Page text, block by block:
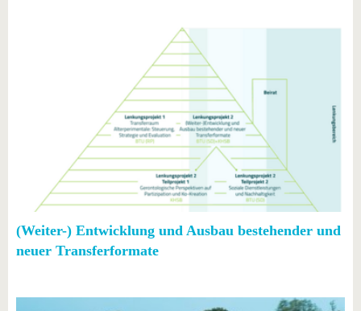
(Weiter-) Entwicklung und Ausbau bestehender und
neuer Transferformate